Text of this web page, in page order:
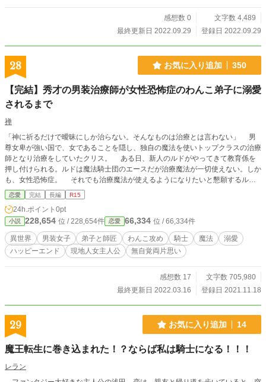
感想数 0
文字数 4,489
最終更新日 2022.09.29
登録日 2022.09.29
28 お気に入り追加 350
【完結】秀才の男装治療師が女性恐怖症のわんこ弟子に溺愛
されるまで
禅
「神に祈るだけで曖昧にしか治らない。そんなものは治療とは言わない」 男
尊女卑が強い国で、女であることを隠し、独自の魔法を使いトップクラスの治療
師となり治療をしていたクリス。 ある日、新人のルドがやってきて教育係を
押し付けられる。ルドは魔法騎士団のエースだが治療魔法が一切使えない。しか
も、女性恐怖症。 それでも治療魔法が使えるようになりたいと懇願するルド
に根負けしたクリスは特別な治療魔法を教える。 クリスを男だと思い込み、
純粋に師匠として慕ってくるルド。 そんなルドに振り回されるクリス。 こ
んな二人が無自覚両片思いになり、両思いになるまでの話。 ※最初の頃はガチ
医療系、徐々に恋愛成分多めになっていきます ※主人公は現代に近い医学知識
を使いますが、転生者ではありません ※一部変更＆数話追加してます(11/24現
在) ※※小説家になろうで完結まで掲載 改稿して投稿していきます
恋愛 完結 長編 R15
24h.ポイント 0pt
小説 228,654 位 / 228,654件 恋愛 66,334 位 / 66,334件
異世界 男装女子 弟子と師匠 わんこ攻め 騎士 魔法
溺愛
ハッピーエンド
現地人女主人公 無自覚両片思い
感想数 17
文字数 705,980
最終更新日 2022.03.16
登録日 2021.11.18
29 お気に入り追加 14
魔王転生に巻き込まれた！？ならば私は騎士になる！！！
レラン